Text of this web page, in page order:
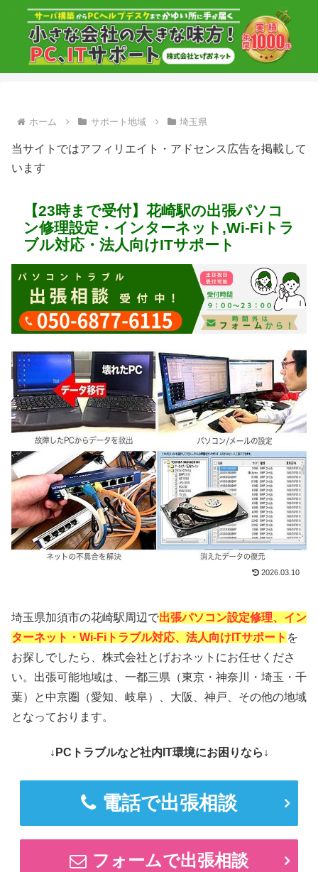
ホーム サポート地域 埼玉県
当サイトではアフィリエイト・アドセンス広告を掲載して
います
【23時まで受付】花崎駅の出張パソコ
ン修理設定・インターネット,Wi-Fiトラ
ブル対応・法人向けITサポート
2026.03.10
埼玉県加須市の花崎駅周辺で出張パソコン設定修理、イン
ターネット・Wi-Fiトラブル対応、法人向けITサポート を
お探しでしたら、株式会社とげおネットにお任せくださ
い。出張可能地域は、一都三県（東京・神奈川・埼玉・千
葉）と中京圏（愛知、岐阜）、大阪、神戸、その他の地域
となっております。
↓PCトラブルなど社内IT環境にお困りなら↓
電話で出張相談
フォームで出張相談